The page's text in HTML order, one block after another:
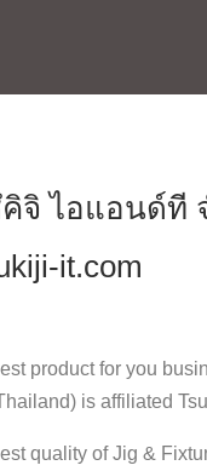
จิ ไอแอนด์ที
it.com
product for you
is affiliated
quality of Jig &